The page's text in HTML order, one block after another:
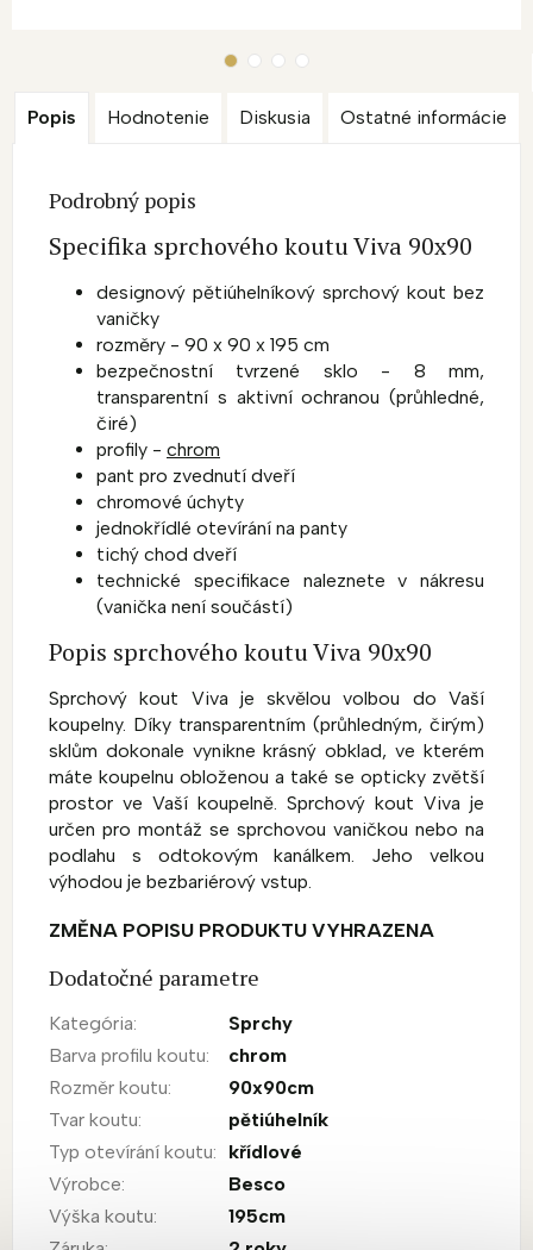
Popis Hodnotenie Diskusia Ostatné informácie
Podrobný popis
Specifika sprchového koutu Viva 90x90
designový pětiúhelníkový sprchový kout bez
vaničky
rozměry - 90 x 90 x 195 cm
bezpečnostní tvrzené sklo - 8 mm,
transparentní s aktivní ochranou (průhledné,
čiré)
profily - chrom
pant pro zvednutí dveří
chromové úchyty
jednokřídlé otevírání na panty
tichý chod dveří
technické specifikace naleznete v nákresu
(vanička není součástí)
Popis sprchového koutu Viva 90x90
Sprchový kout Viva je skvělou volbou do Vaší
koupelny. Díky transparentním (průhledným, čirým)
sklům dokonale vynikne krásný obklad, ve kterém
máte koupelnu obloženou a také se opticky zvětší
prostor ve Vaší koupelně. Sprchový kout Viva je
určen pro montáž se sprchovou vaničkou nebo na
podlahu s odtokovým kanálkem. Jeho velkou
výhodou je bezbariérový vstup.
ZMĚNA POPISU PRODUKTU VYHRAZENA
Dodatočné parametre
Kategória:
Sprchy
Barva profilu koutu:
chrom
Rozměr koutu:
90x90cm
Tvar koutu:
pětiúhelník
Typ otevírání koutu:
křídlové
Výrobce:
Besco
Výška koutu:
195cm